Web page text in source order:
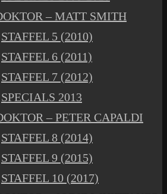
– MATT SMITH
STAFFEL 5 (2010)
STAFFEL 6 (2011)
STAFFEL 7 (2012)
SPECIALS 2013
– PETER CAPALDI
STAFFEL 8 (2014)
STAFFEL 9 (2015)
STAFFEL 10 (2017)